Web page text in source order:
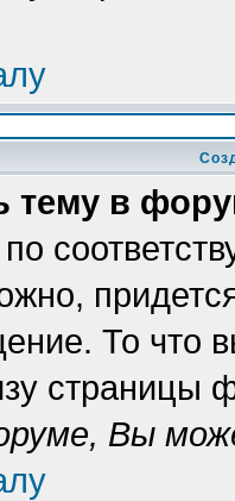
тему в
То что
страницы
Вы